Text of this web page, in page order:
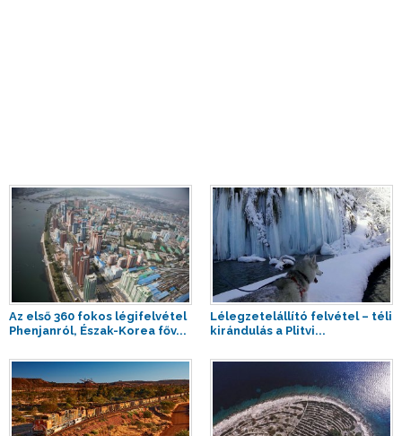
Az első 360 fokos légifelvétel
Phenjanról, Észak-Korea főv...
Lélegzetelállító felvétel – téli
kirándulás a Plitvi...